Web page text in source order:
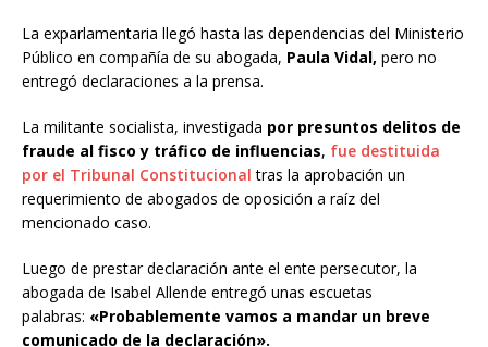
La exparlamentaria llegó hasta las dependencias del Ministerio
Público en compañía de su abogada, Paula Vidal, pero no
entregó declaraciones a la prensa.
La militante socialista, investigada por presuntos delitos de
fraude al fisco y tráfico de influencias, fue destituida
por el Tribunal Constitucional tras la aprobación un
requerimiento de abogados de oposición a raíz del
mencionado caso.
Luego de prestar declaración ante el ente persecutor, la
abogada de Isabel Allende entregó unas escuetas
palabras: «Probablemente vamos a mandar un breve
comunicado de la declaración».